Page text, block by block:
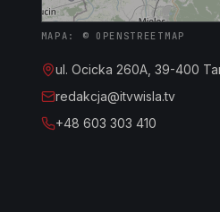
MAPA: © OPENSTREETMAP
ul. Ocicka 260A, 39-400
redakcja@itvwisla.tv
+48 603 303 410